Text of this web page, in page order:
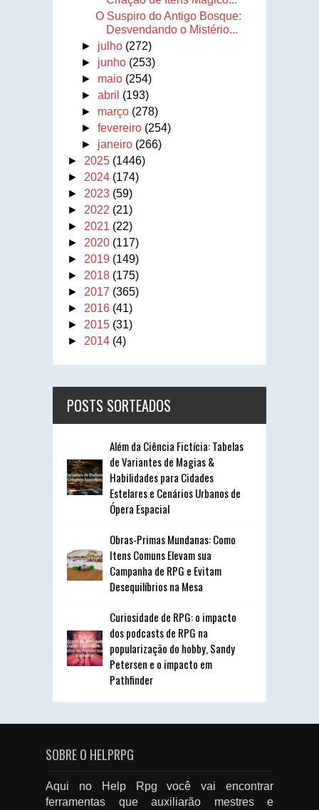
O Suspiro do Antigo Bosque:
Desvendando o Mistério...
► julho (272)
► junho (253)
► maio (254)
►abril (193)
► março (278)
►fevereiro (254)
► janeiro (266)
► 2025 (1446)
► 2024 (174)
► 2023 (59)
► 2022 (21)
► 2021 (22)
► 2020 (117)
► 2019 (149)
► 2018 (175)
► 2017 (365)
► 2016 (41)
► 2015 (31)
► 2014 (4)
POSTS SORTEADOS
Além da Ciência Fictícia: Tabelas
de Variantes de Magias &
Habilidades para Cidades
Estelares e Cenários Urbanos de
Ópera Espacial
Obras-Primas Mundanas: Como
Itens Comuns Elevam sua
Campanha de RPG e Evitam
Desequilíbrios na Mesa
Curiosidade de RPG: o impacto
dos podcasts de RPG na
popularização do hobby, Sandy
Petersen e o impacto em
Pathfinder
SOBRE O HELPRPG
Aqui no Help Rpg você vai encontrar
ferramentas que auxiliarão mestres e